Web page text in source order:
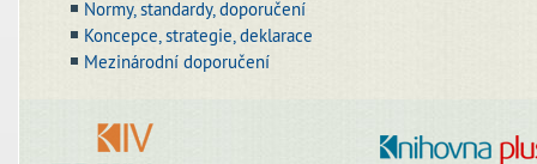
Normy, standardy, doporučení
Koncepce, strategie, deklarace
Mezinárodní doporučení